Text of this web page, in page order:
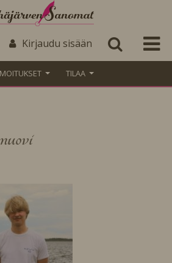
Kirjaudu sisään
TILAA